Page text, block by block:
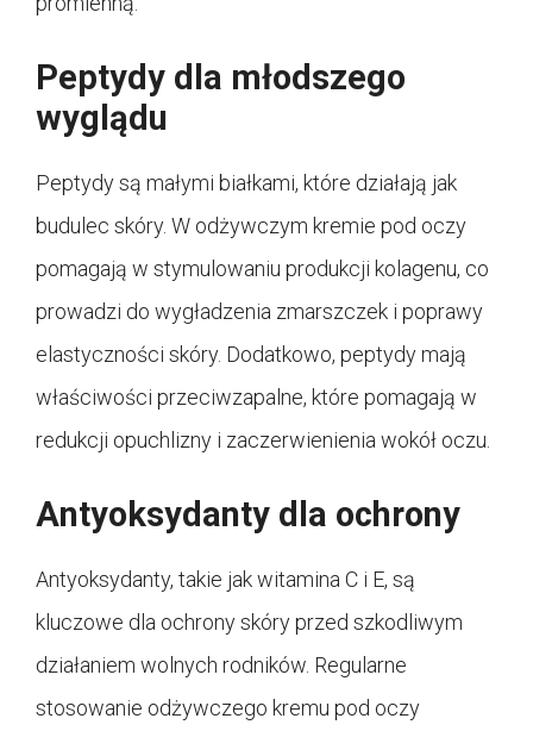
Peptydy dla młodszego
wyglądu
Peptydy są małymi białkami, które działają jak
budulec skóry. W odżywczym kremie pod oczy
pomagają w stymulowaniu produkcji kolagenu, co
prowadzi do wygładzenia zmarszczek i poprawy
elastyczności skóry. Dodatkowo, peptydy mają
właściwości przeciwzapalne, które pomagają w
redukcji opuchlizny i zaczerwienienia wokół oczu.
Antyoksydanty dla ochrony
Antyoksydanty, takie jak witamina C i E, są
kluczowe dla ochrony skóry przed szkodliwym
działaniem wolnych rodników. Regularne
stosowanie odżywczego kremu pod oczy